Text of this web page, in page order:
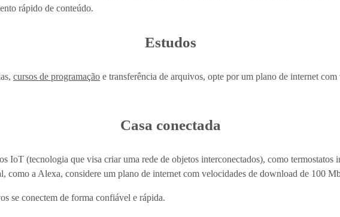
rápido de conteúdo.
Estudos
cursos de programação e transferência de arquivos, opte por um plano de internet
Casa conectada
IoT (tecnologia que visa criar uma rede de objetos interconectados), como termostatos
como a Alexa, considere um plano de internet com velocidades de download de 100
se conectem de forma confiável e rápida.